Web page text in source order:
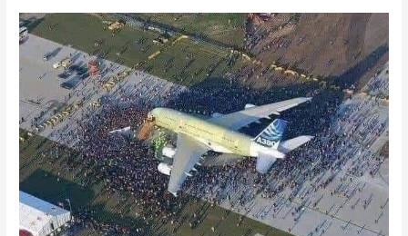
Guru
mengenali
kita